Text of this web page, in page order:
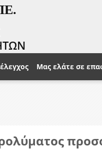
Μας ελάτε σε